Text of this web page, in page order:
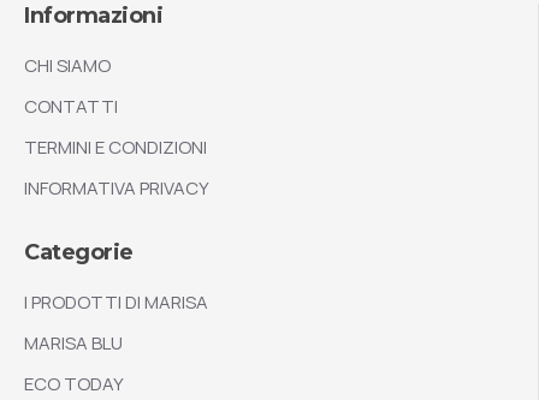
Informazioni
CHI SIAMO
CONTATTI
TERMINI E CONDIZIONI
INFORMATIVA PRIVACY
Categorie
I PRODOTTI DI MARISA
MARISA BLU
ECO TODAY